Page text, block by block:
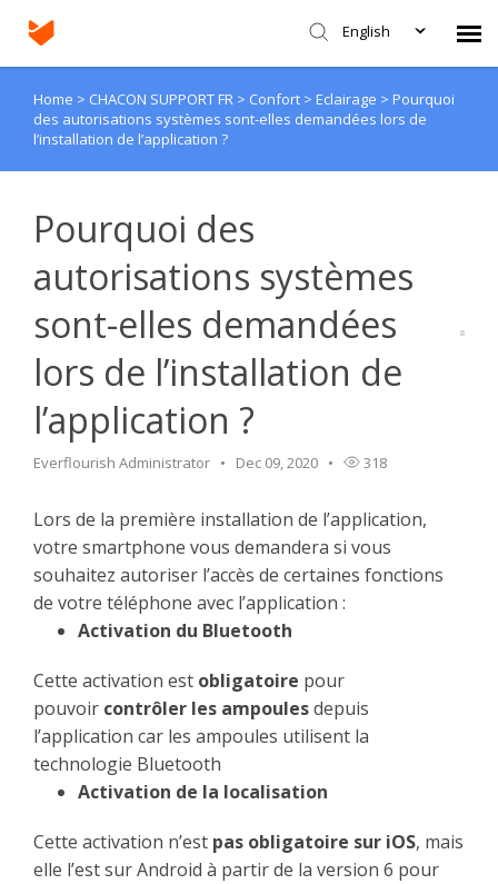
English
Agent Portal
Submit Ticket
Knowledge Base
Home > CHACON SUPPORT FR > Confort > Eclairage > Pourquoi
des autorisations systèmes sont-elles demandées lors de
l’installation de l’application ?
Pourquoi des
autorisations systèmes
sont-elles demandées
lors de l’installation de
l’application ?
Everflourish Administrator Dec 09, 2020 318
Lors de la première installation de l’application,
votre smartphone vous demandera si vous
souhaitez autoriser l’accès de certaines fonctions
de votre téléphone avec l’application :
Activation du Bluetooth
Cette activation est obligatoire pour
pouvoir contrôler les ampoulesdepuis
l’application car les ampoules utilisent la
technologie Bluetooth
Activation de la localisation
Cette activation n’est pas obligatoire sur iOS, mais
elle l’est sur Android à partir de la version 6 pour